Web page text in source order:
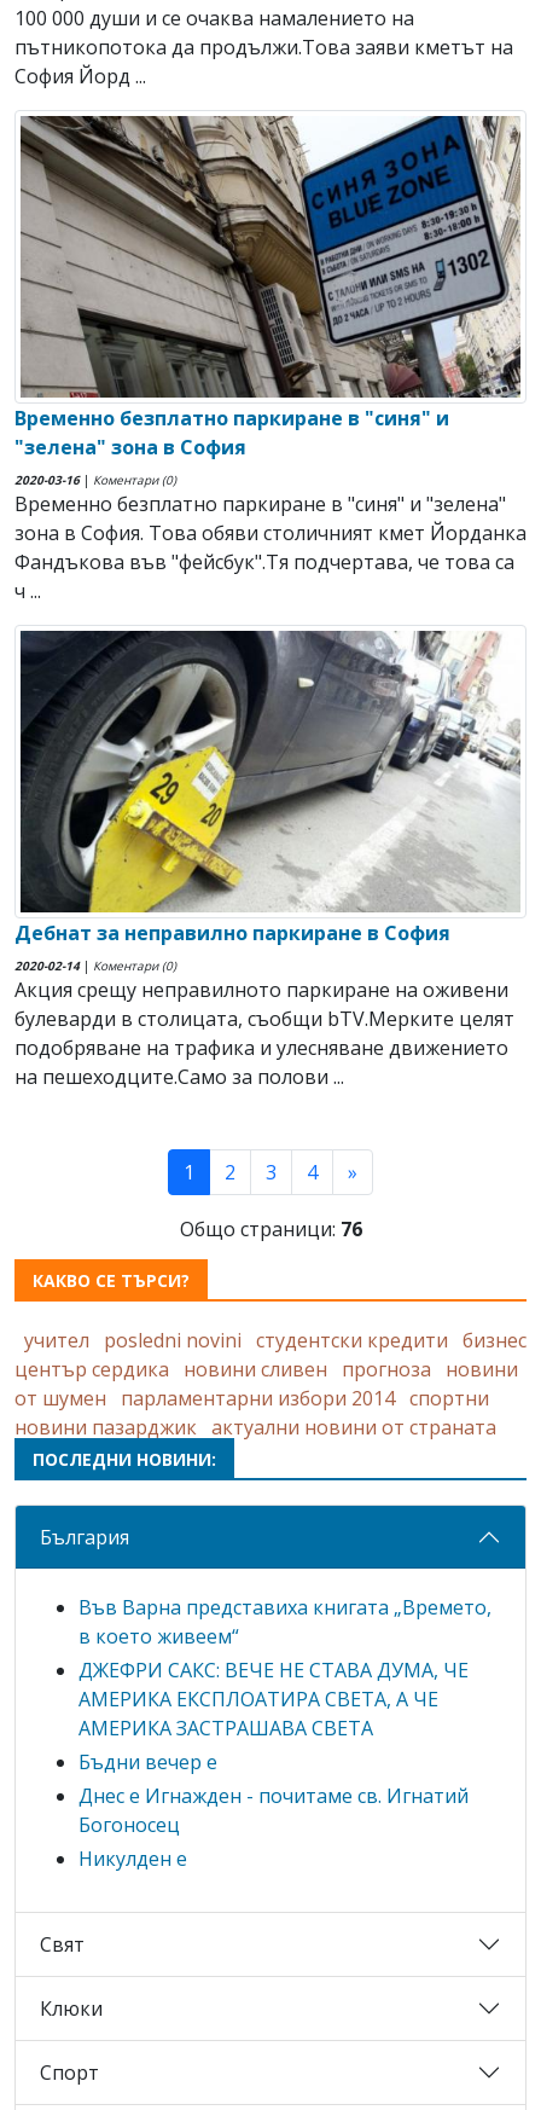
100 000 души и се очаква намалението на
пътникопотока да продължи.Това заяви кметът на
София Йорд ...
Временно безплатно паркиране в "синя" и
"зелена" зона в София
2020-03-16| Коментари (0)
Временно безплатно паркиране в "синя" и "зелена"
зона в София. Това обяви столичният кмет Йорданка
Фандъкова във "фейсбук".Тя подчертава, че това са
ч ...
Дебнат за неправилно паркиране в София
2020-02-14| Коментари (0)
Акция срещу неправилното паркиране на оживени
булеварди в столицата, съобщи bTV.Мерките целят
подобряване на трафика и улесняване движението
на пешеходците.Само за полови ...
1 (current)
2 3 4 »
Общо страници: 76
КАКВО СЕ ТЪРСИ?
учител posledni novini студентски кредити бизнес
център сердика
новини сливен прогноза
новини
от шумен
парламентарни избори 2014 спортни
новини пазарджик актуални новини от страната
ПОСЛЕДНИ НОВИНИ:
България
Във Варна представиха книгата „Времето,
в което живеем“
ДЖЕФРИ САКС: ВЕЧЕ НЕ СТАВА ДУМА, ЧЕ
АМЕРИКА ЕКСПЛОАТИРА СВЕТА, А ЧЕ
АМЕРИКА ЗАСТРАШАВА СВЕТА
Бъдни вечер е
Днес е Игнажден - почитаме св. Игнатий
Богоносец
Никулден е
Свят
Клюки
Спорт